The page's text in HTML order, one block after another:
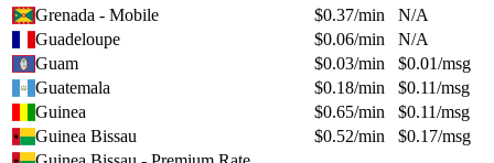
Grenada - Mobile
$0.37/min
N/A
Guadeloupe
$0.06/min
N/A
Guam
$0.03/min $0.01/msg
Guatemala
$0.18/min $0.11/msg
Guinea
$0.65/min $0.11/msg
Guinea Bissau
$0.52/min $0.17/msg